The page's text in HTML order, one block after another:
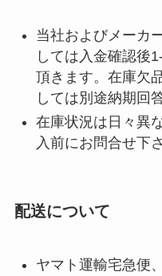
当社およびメーカ
しては入金確認後
頂きます。在庫欠
しては別途納期回
在庫状況は日々異
入前にお問合せ下さ
配送について
ヤマト運輸宅急便